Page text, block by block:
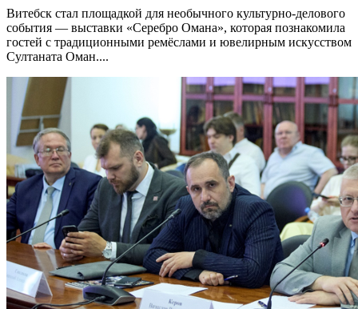
Витебск стал площадкой для необычного культурно-делового
события — выставки «Серебро Омана», которая познакомила
гостей с традиционными ремёслами и ювелирным искусством
Султаната Оман....